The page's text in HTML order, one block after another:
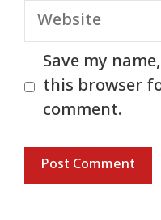
Website
Save my
this browser
comment.